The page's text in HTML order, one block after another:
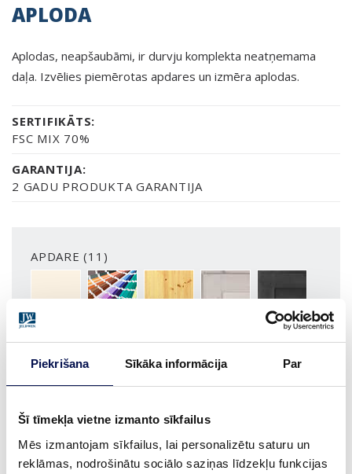
Piekrišana Sīkāka informācija Par
Šī tīmekļa vietne izmanto sīkfailus
Mēs izmantojam sīkfailus, lai personalizētu saturu un
reklāmas, nodrošinātu sociālo saziņas līdzekļu funkcijas
APLODA
Aplodas, neapšaubāmi, ir durvju komplekta neatņemama
daļa. Izvēlies piemērotas apdares un izmēra aplodas.
SERTIFIKĀTS:
FSC MIX 70%
GARANTIJA:
2 GADU PRODUKTA GARANTIJA
APDARE (11)
NCS S0502-YSPECIĀLS TONIS NCS S
LAKOTA
VAIRĀK